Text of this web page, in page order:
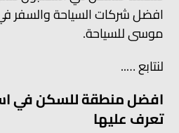
افضل شركات السياحة والسفر
موسى للسياحة.
لنتابع …..
افضل منطقة للسكن في
تعرف عليها